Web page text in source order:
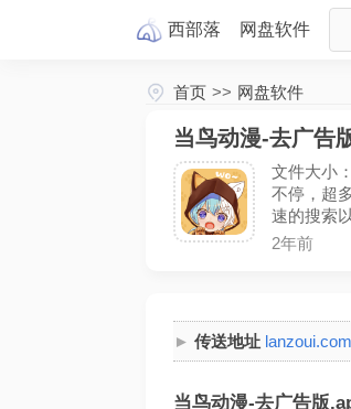
西部落 网盘软件
首页 >> 网盘软件
当鸟动漫-去广告
文件大小
不停，超
速的搜索
2年前
传送地址 lanzoui.com
当鸟动漫-去广告版